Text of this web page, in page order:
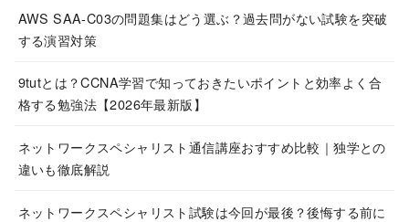
AWS SAA-C03の問題集はどう選ぶ？過去問がない試験を突破
する演習対策
9tutとは？CCNA学習で知っておきたいポイントと効率よく合
格する勉強法【2026年最新版】
ネットワークスペシャリスト通信講座おすすめ比較｜独学との
違いも徹底解説
ネットワークスペシャリスト試験は今回が最後？後悔する前に